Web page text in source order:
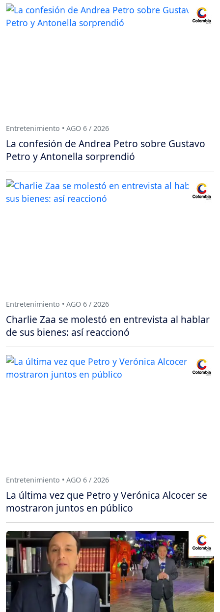
Entretenimiento • AGO 6 / 2026
La confesión de Andrea Petro sobre Gustavo
Petro y Antonella sorprendió
Entretenimiento • AGO 6 / 2026
Charlie Zaa se molestó en entrevista al hablar
de sus bienes: así reaccionó
Entretenimiento • AGO 6 / 2026
La última vez que Petro y Verónica Alcocer se
mostraron juntos en público